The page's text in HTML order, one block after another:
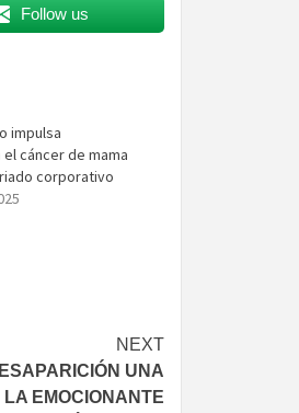
Follow us
impulsa
cáncer de mama
corporativo
NEXT
UNA
EMOCIONANTE